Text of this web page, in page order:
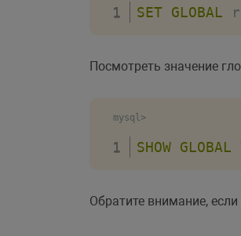
SET GLOBAL
Посмотреть значение
mysql>
SHOW GLOBAL
Обратите внимание,